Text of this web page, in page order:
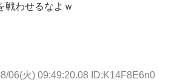
戦わせるなよｗ
06(火) 09:49:20.08 ID:K14F8E6n0